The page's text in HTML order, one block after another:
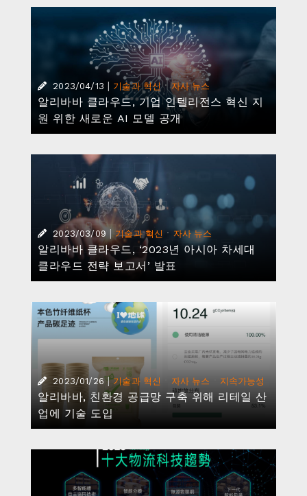
2023/04/13 | 기술과 혁신·자사 뉴스
알리바바 클라우드, 기업 인텔리전스 혁신 지
원 위한 새로운 AI 모델 공개
2023/03/09 | 기술과 혁신 · 자사 뉴스
알리바바 클라우드, ‘2023년 아시아 차세대
클라우드 전략 보고서’ 발표
2023/01/26 | 기술과 혁신 자사 뉴스 지속가능성
알리바바, 친환경 공급망 구축 위해 리테일 산
업에 기술 도입